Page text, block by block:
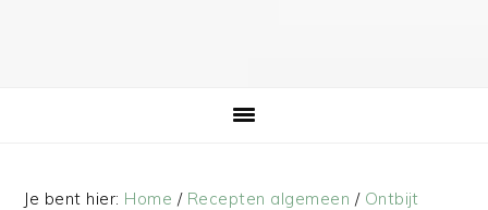
Je bent hier: Home / Recepten algemeen / Ontbijt